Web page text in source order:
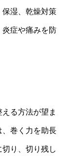
保湿、乾燥対策
炎症や痛みを防
る方法が望ま
、巻く力を助長
り、切り残し